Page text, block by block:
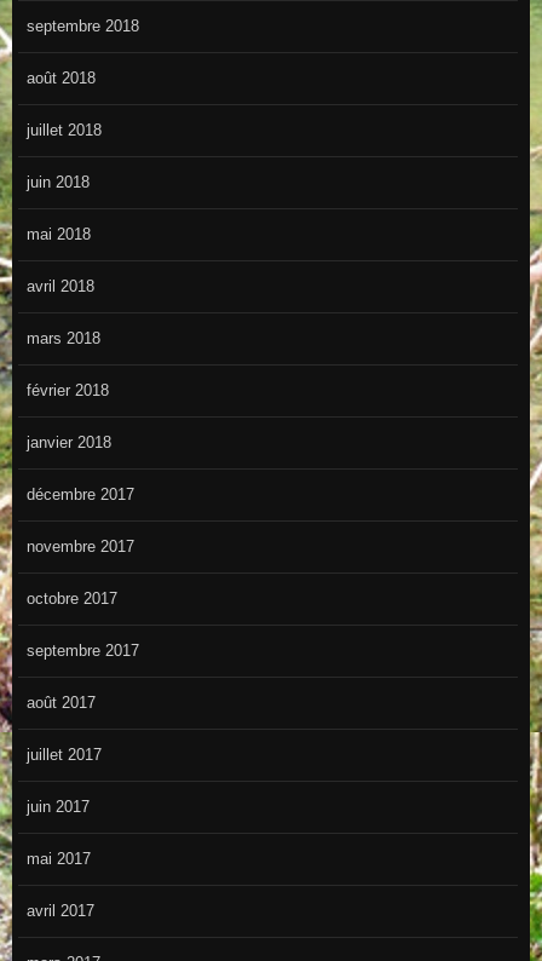
septembre 2018
août 2018
juillet 2018
juin 2018
mai 2018
avril 2018
mars 2018
février 2018
janvier 2018
décembre 2017
novembre 2017
octobre 2017
septembre 2017
août 2017
juillet 2017
juin 2017
mai 2017
avril 2017